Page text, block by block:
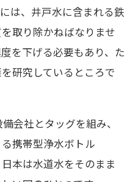
は、井戸水に含まれる鉄
取り除かねばなりませ
を下げる必要もあり、た
研究しているところで
会社とタッグを組み、
携帯型浄水ボトル
本は水道水をそのまま